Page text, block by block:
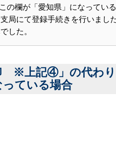
の欄が「愛知県」になってい
局にて登録手続きを行いまし
した。
※上記④」の代わ
っている場合